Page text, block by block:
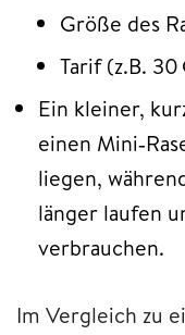
Größe des
Tarif (z.B.
Ein kleiner,
einen
liegen,
länger laufen
verbrauchen.
Im Vergleich zu